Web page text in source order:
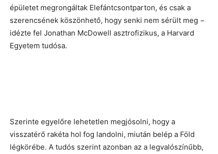
épületet megrongáltak Elefántcsontparton, és csak a
szerencsének köszönhető, hogy senki nem sérült meg −
idézte fel Jonathan McDowell asztrofizikus, a Harvard
Egyetem tudósa.
Szerinte egyelőre lehetetlen megjósolni, hogy a
visszatérő rakéta hol fog landolni, miután belép a Föld
légkörébe. A tudós szerint azonban az a legvalószínűbb,